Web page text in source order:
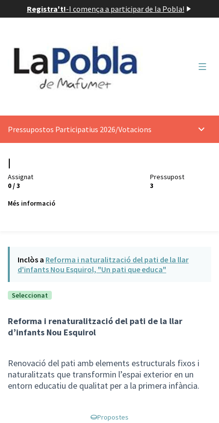
Registra't!-I comença a participar de la Pobla!
Pressupostos Participatius 2026/Votacions
Assignat
0 / 3
Pressupost
3
Més informació
Inclòs a Reforma i naturalització del pati de la llar
d'infants Nou Esquirol, "Un pati que educa"
Seleccionat
Reforma i renaturalització del pati de la llar
d’infants Nou Esquirol
Renovació del pati amb elements estructurals fixos i
naturalitzats que transformin l’espai exterior en un
entorn educatiu de qualitat per a la primera infància.
Propostes